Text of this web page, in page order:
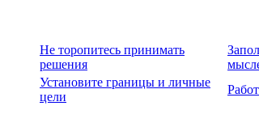
Не торопитесь принимать
решения
Установите границы и личные
цели